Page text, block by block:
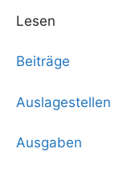
Lesen
Beiträge
Auslagestellen
Ausgaben